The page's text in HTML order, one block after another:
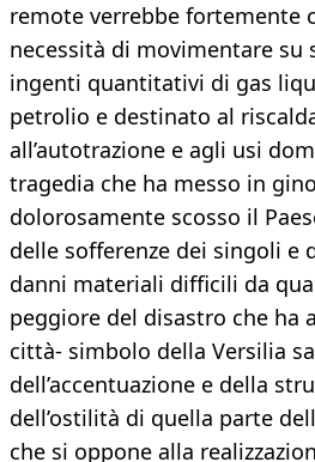
remote verrebbe fortemente
necessità di movimentare su
ingenti quantitativi di gas
petrolio e destinato al
all’autotrazione e agli usi
tragedia che ha messo in
dolorosamente scosso il
delle sofferenze dei singoli e
danni materiali difficili da
peggiore del disastro che ha
città- simbolo della Versilia
dell’accentuazione e della
dell’ostilità di quella parte
che si oppone alla